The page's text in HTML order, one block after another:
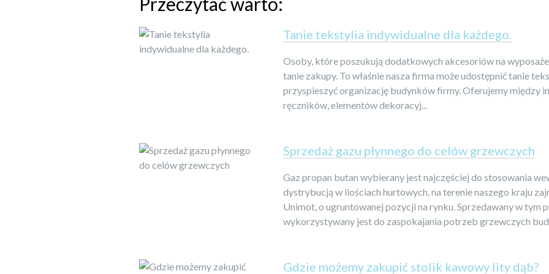
Tanie tekstylia indywidualne dla każdego.
Osoby, które poszukują dodatkowych akcesoriów na
tanie zakupy. To właśnie nasza firma może udostępnić tanie
przyspieszyć organizację budynków firmy. Oferujemy między
ręczników, elementów dekoracyj...
Sprzedaż gazu płynnego do celów grzewczych
Gaz propan butan wybierany jest najczęściej do stosowania
dystrybucją w ilościach hurtowych, na terenie naszego kraju
Unimot, o ugruntowanej pozycji na rynku. Sprzedawany w tym
wykorzystywany jest do zaspokajania potrzeb grzewczych
Gdzie możemy zakupić stolik kawowy lity dąb?